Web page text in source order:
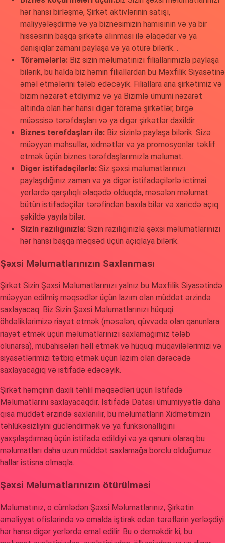
hər hansı birləşmə, Şirkət aktivlərinin satışı,
maliyyələşdirmə və ya biznesimizin hamısının və ya bir
hissəsinin başqa şirkətə alınması ilə əlaqədar və ya
danışıqlar zamanı paylaşa və ya ötürə bilərik. .
Törəmələrlə: Biz sizin məlumatınızı filiallarımızla paylaşa
bilərik, bu halda biz həmin filiallardan bu Məxfilik Siyasətinə
əməl etmələrini tələb edəcəyik. Filiallara ana şirkətimiz və
bizim nəzarət etdiyimiz və ya Bizimlə ümumi nəzarət
altında olan hər hansı digər törəmə şirkətlər, birgə
müəssisə tərəfdaşları və ya digər şirkətlər daxildir.
Biznes tərəfdaşları ilə: Biz sizinlə paylaşa bilərik. Sizə
müəyyən məhsullar, xidmətlər və ya promosyonlar təklif
etmək üçün biznes tərəfdaşlarımızla məlumat.
Digər istifadəçilərlə: Siz şəxsi məlumatlarınızı
paylaşdığınız zaman və ya digər istifadəçilərlə ictimai
yerlərdə qarşılıqlı əlaqədə olduqda, məsələn məlumat
bütün istifadəçilər tərəfindən baxıla bilər və xaricdə açıq
şəkildə yayıla bilər.
Sizin razılığınızla: Sizin razılığınızla şəxsi məlumatlarınızı
hər hansı başqa məqsəd üçün açıqlaya bilərik.
Şəxsi Məlumatlarınızın Saxlanması
Şirkət Sizin Şəxsi Məlumatlarınızı yalnız bu Məxfilik Siyasətində
müəyyən edilmiş məqsədlər üçün lazım olan müddət ərzində
saxlayacaq. Biz Sizin Şəxsi Məlumatlarınızı hüquqi
öhdəliklərimizə riayət etmək (məsələn, qüvvədə olan qanunlara
riayət etmək üçün məlumatlarınızı saxlamağımız tələb
olunarsa), mübahisələri həll etmək və hüquqi müqavilələrimizi və
siyasətlərimizi tətbiq etmək üçün lazım olan dərəcədə
saxlayacağıq və istifadə edəcəyik.
Şirkət həmçinin daxili təhlil məqsədləri üçün İstifadə
Məlumatlarını saxlayacaqdır. İstifadə Datası ümumiyyətlə daha
qısa müddət ərzində saxlanılır, bu məlumatların Xidmətimizin
təhlükəsizliyini gücləndirmək və ya funksionallığını
yaxşılaşdırmaq üçün istifadə edildiyi və ya qanuni olaraq bu
məlumatları daha uzun müddət saxlamağa borclu olduğumuz
hallar istisna olmaqla.
Şəxsi Məlumatlarınızın ötürülməsi
Məlumatınız, o cümlədən Şəxsi Məlumatlarınız, Şirkətin
əməliyyat ofislərində və emalda iştirak edən tərəflərin yerləşdiyi
hər hansı digər yerlərdə emal edilir. Bu o deməkdir ki, bu